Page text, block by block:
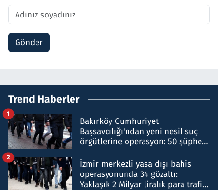
Gönder
Trend Haberler
Bakırköy Cumhuriyet
Başsavcılığı'ndan yeni nesil suç
örgütlerine operasyon: 50 şüpheli
1
İzmir merkezli yasa dışı bahis
operasyonunda 34 gözaltı:
Yaklaşık 2 Milyar liralık para trafiği
2